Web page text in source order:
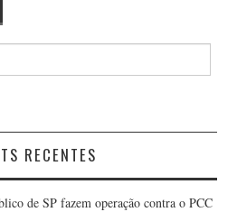
RECENTES
de SP fazem operação contra o PCC